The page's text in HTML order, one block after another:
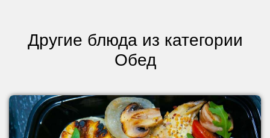
Другие блюда из категории
Обед